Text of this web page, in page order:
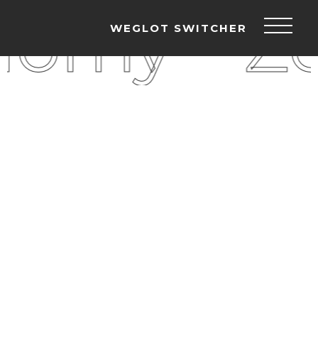
WEGLOT SWITCHER